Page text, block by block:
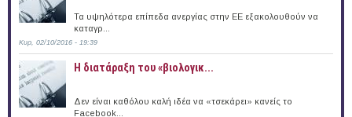
Τα υψηλότερα επίπεδα ανεργίας στην ΕΕ εξακολουθούν να
καταγρ...
Κυρ, 02/10/2016 - 19:39
Η διατάραξη του «βιολογικ...
Δεν είναι καθόλου καλή ιδέα να «τσεκάρει» κανείς το
Facebook...